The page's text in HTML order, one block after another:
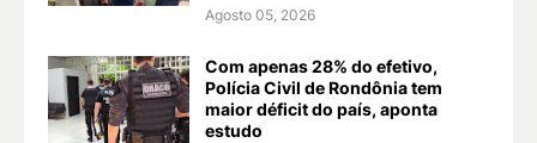
Agosto 05, 2026
Com apenas 28% do efetivo,
Polícia Civil de Rondônia tem
maior déficit do país, aponta
estudo